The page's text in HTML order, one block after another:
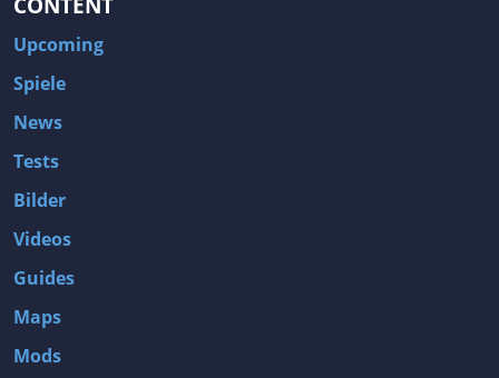
Upcoming
Spiele
News
Tests
Bilder
Videos
Guides
Maps
Mods